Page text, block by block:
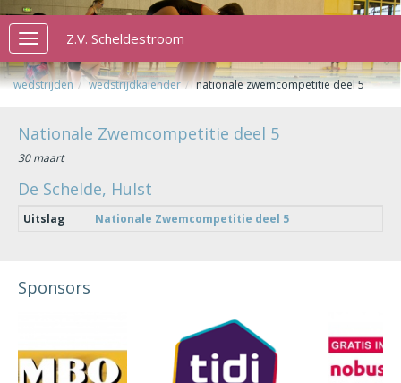
Toggle
navigation
Z.V. Scheldestroom
wedstrijden wedstrijdkalender nationale zwemcompetitie deel 5
Nationale Zwemcompetitie deel 5
30 maart
De Schelde, Hulst
Uitslag Nationale Zwemcompetitie deel 5
Sponsors